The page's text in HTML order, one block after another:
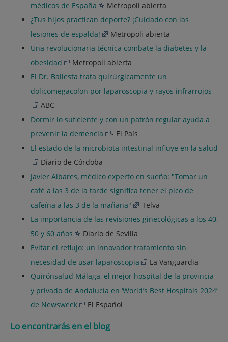
médicos de España
Metropoli abierta
¿Tus hijos practican deporte? ¡Cuidado con las
lesiones de espalda!
Metropoli abierta
Una revolucionaria técnica combate la diabetes y la
obesidad
Metropoli abierta
El Dr. Ballesta trata quirúrgicamente un
dolicomegacolon por laparoscopia y rayos infrarrojos
ABC
Dormir lo suficiente y con un patrón regular ayuda a
prevenir la demencia
- El País
El estado de la microbiota intestinal influye en la salud
Diario de Córdoba
Javier Albares, médico experto en sueño: "Tomar un
café a las 3 de la tarde significa tener el pico de
cafeína a las 3 de la mañana"
-Telva
La importancia de las revisiones ginecológicas a los 40,
50 y 60 años
Diario de Sevilla
Evitar el reflujo: un innovador tratamiento sin
necesidad de usar laparoscopia
La Vanguardia
Quirónsalud Málaga, el mejor hospital de la provincia
y privado de Andalucía en ‘World’s Best Hospitals 2024’
de Newsweek
El Español
Lo encontrarás en el blog